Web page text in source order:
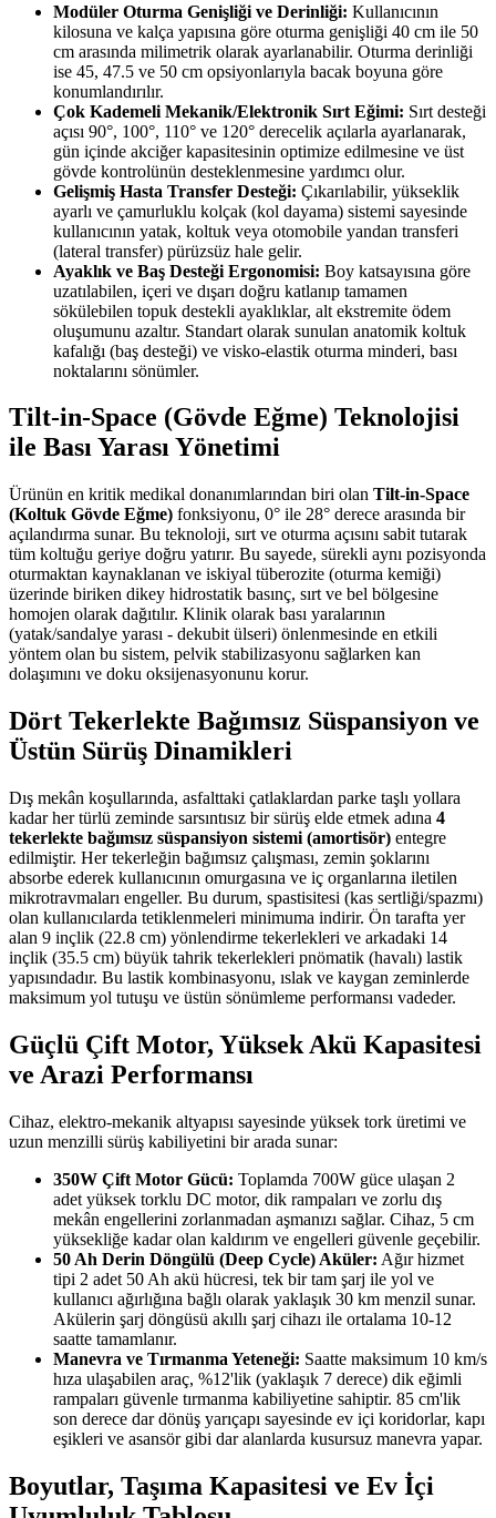
Modüler Oturma Genişliği ve Derinliği: Kullanıcının
kilosuna ve kalça yapısına göre oturma genişliği 40 cm ile 50
cm arasında milimetrik olarak ayarlanabilir. Oturma derinliği
ise 45, 47.5 ve 50 cm opsiyonlarıyla bacak boyuna göre
konumlandırılır.
Çok Kademeli Mekanik/Elektronik Sırt Eğimi: Sırt desteği
açısı 90°, 100°, 110° ve 120° derecelik açılarla ayarlanarak,
gün içinde akciğer kapasitesinin optimize edilmesine ve üst
gövde kontrolünün desteklenmesine yardımcı olur.
Gelişmiş Hasta Transfer Desteği: Çıkarılabilir, yükseklik
ayarlı ve çamurluklu kolçak (kol dayama) sistemi sayesinde
kullanıcının yatak, koltuk veya otomobile yandan transferi
(lateral transfer) pürüzsüz hale gelir.
Ayaklık ve Baş Desteği Ergonomisi: Boy katsayısına göre
uzatılabilen, içeri ve dışarı doğru katlanıp tamamen
sökülebilen topuk destekli ayaklıklar, alt ekstremite ödem
oluşumunu azaltır. Standart olarak sunulan anatomik koltuk
kafalığı (baş desteği) ve visko-elastik oturma minderi, bası
noktalarını sönümler.
Tilt-in-Space (Gövde Eğme) Teknolojisi
ile Bası Yarası Yönetimi
Ürünün en kritik medikal donanımlarından biri olan Tilt-in-Space
(Koltuk Gövde Eğme) fonksiyonu, 0° ile 28° derece arasında bir
açılandırma sunar. Bu teknoloji, sırt ve oturma açısını sabit tutarak
tüm koltuğu geriye doğru yatırır. Bu sayede, sürekli aynı pozisyonda
oturmaktan kaynaklanan ve iskiyal tüberozite (oturma kemiği)
üzerinde biriken dikey hidrostatik basınç, sırt ve bel bölgesine
homojen olarak dağıtılır. Klinik olarak bası yaralarının
(yatak/sandalye yarası - dekubit ülseri) önlenmesinde en etkili
yöntem olan bu sistem, pelvik stabilizasyonu sağlarken kan
dolaşımını ve doku oksijenasyonunu korur.
Dört Tekerlekte Bağımsız Süspansiyon ve
Üstün Sürüş Dinamikleri
Dış mekân koşullarında, asfalttaki çatlaklardan parke taşlı yollara
kadar her türlü zeminde sarsıntısız bir sürüş elde etmek adına 4
tekerlekte bağımsız süspansiyon sistemi (amortisör) entegre
edilmiştir. Her tekerleğin bağımsız çalışması, zemin şoklarını
absorbe ederek kullanıcının omurgasına ve iç organlarına iletilen
mikrotravmaları engeller. Bu durum, spastisitesi (kas sertliği/spazmı)
olan kullanıcılarda tetiklenmeleri minimuma indirir. Ön tarafta yer
alan 9 inçlik (22.8 cm) yönlendirme tekerlekleri ve arkadaki 14
inçlik (35.5 cm) büyük tahrik tekerlekleri pnömatik (havalı) lastik
yapısındadır. Bu lastik kombinasyonu, ıslak ve kaygan zeminlerde
maksimum yol tutuşu ve üstün sönümleme performansı vadeder.
Güçlü Çift Motor, Yüksek Akü Kapasitesi
ve Arazi Performansı
Cihaz, elektro-mekanik altyapısı sayesinde yüksek tork üretimi ve
uzun menzilli sürüş kabiliyetini bir arada sunar:
350W Çift Motor Gücü: Toplamda 700W güce ulaşan 2
adet yüksek torklu DC motor, dik rampaları ve zorlu dış
mekân engellerini zorlanmadan aşmanızı sağlar. Cihaz, 5 cm
yüksekliğe kadar olan kaldırım ve engelleri güvenle geçebilir.
50 Ah Derin Döngülü (Deep Cycle) Aküler: Ağır hizmet
tipi 2 adet 50 Ah akü hücresi, tek bir tam şarj ile yol ve
kullanıcı ağırlığına bağlı olarak yaklaşık 30 km menzil sunar.
Akülerin şarj döngüsü akıllı şarj cihazı ile ortalama 10-12
saatte tamamlanır.
Manevra ve Tırmanma Yeteneği: Saatte maksimum 10 km/s
hıza ulaşabilen araç, %12'lik (yaklaşık 7 derece) dik eğimli
rampaları güvenle tırmanma kabiliyetine sahiptir. 85 cm'lik
son derece dar dönüş yarıçapı sayesinde ev içi koridorlar, kapı
eşikleri ve asansör gibi dar alanlarda kusursuz manevra yapar.
Boyutlar, Taşıma Kapasitesi ve Ev İçi